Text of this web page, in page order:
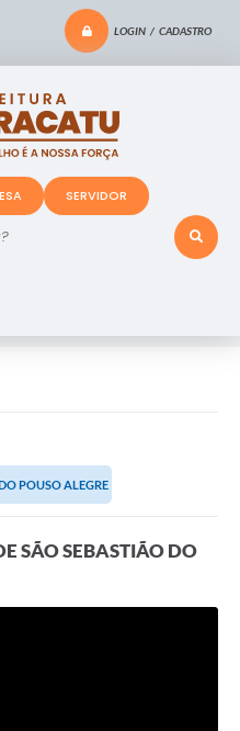
LOGIN / CADASTRO
SERVIDOR
POUSO ALEGRE
SÃO SEBASTIÃO DO